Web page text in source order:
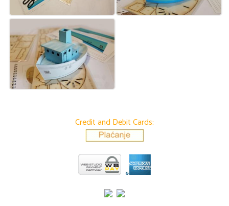
Credit and Debit Cards: